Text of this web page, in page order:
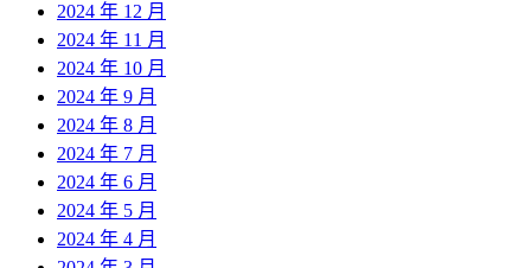
2024 年 12 月
2024 年 11 月
2024 年 10 月
2024 年 9 月
2024 年 8 月
2024 年 7 月
2024 年 6 月
2024 年 5 月
2024 年 4 月